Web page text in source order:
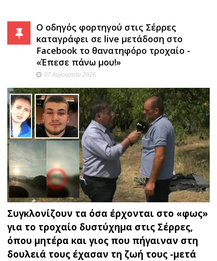
Ο οδηγός φορτηγού στις Σέρρες
καταγράφει σε live μετάδοση στο
Facebook το θανατηφόρο τροχαίο -
«Έπεσε πάνω μου!»
07 Αυγούστου 2026
Συγκλονίζουν τα όσα έρχονται στο «φως»
για το τροχαίο δυστύχημα στις Σέρρες,
όπου μητέρα και γιος που πήγαιναν στη
δουλειά τους έχασαν τη ζωή τους -μετά